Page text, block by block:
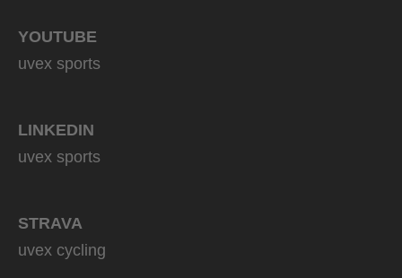
YOUTUBE
uvex sports
LINKEDIN
uvex sports
STRAVA
uvex cycling